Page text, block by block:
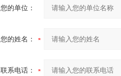
您的单位：
您的姓名：
联系电话：